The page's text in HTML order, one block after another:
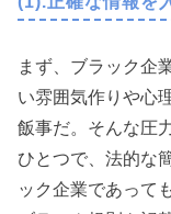
まず、ブラック企
い雰囲気作りや心
飯事だ。そんな圧
ひとつで、法的な
ック企業であって